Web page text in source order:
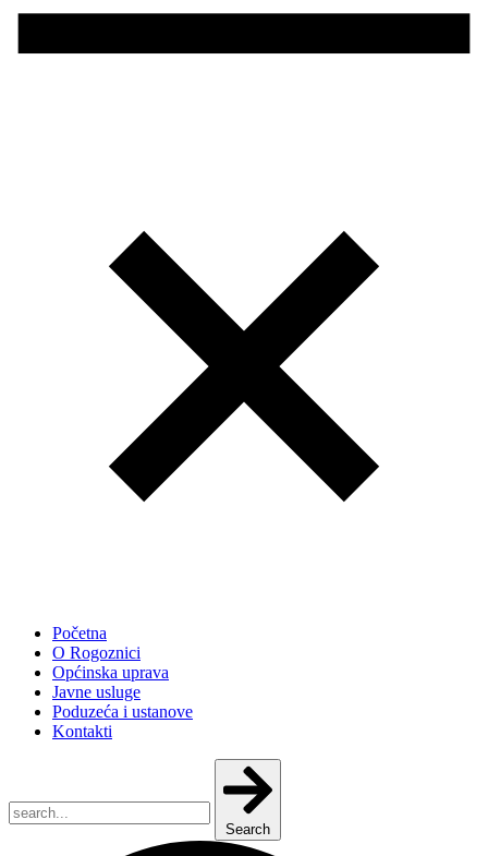
Početna
O Rogoznici
Općinska uprava
Javne usluge
Poduzeća i ustanove
Kontakti
Search